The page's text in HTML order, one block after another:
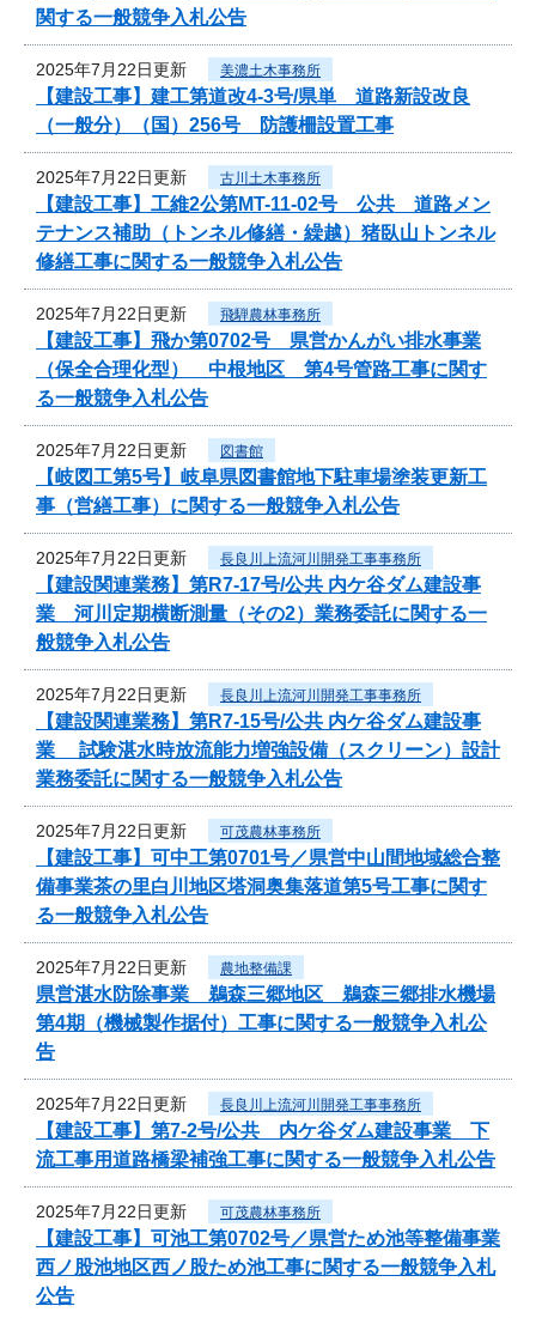
関する一般競争入札公告
2025年7月22日更新 美濃土木事務所
【建設工事】建工第道改4-3号/県単 道路新設改良
（一般分）（国）256号 防護柵設置工事
2025年7月22日更新 古川土木事務所
【建設工事】工維2公第MT-11-02号 公共 道路メン
テナンス補助（トンネル修繕・繰越）猪臥山トンネル
修繕工事に関する一般競争入札公告
2025年7月22日更新 飛騨農林事務所
【建設工事】飛か第0702号 県営かんがい排水事業
（保全合理化型） 中根地区 第4号管路工事に関す
る一般競争入札公告
2025年7月22日更新 図書館
【岐図工第5号】岐阜県図書館地下駐車場塗装更新工
事（営繕工事）に関する一般競争入札公告
2025年7月22日更新 長良川上流河川開発工事事務所
【建設関連業務】第R7-17号/公共 内ケ谷ダム建設事
業 河川定期横断測量（その2）業務委託に関する一
般競争入札公告
2025年7月22日更新 長良川上流河川開発工事事務所
【建設関連業務】第R7-15号/公共 内ケ谷ダム建設事
業 試験湛水時放流能力増強設備（スクリーン）設計
業務委託に関する一般競争入札公告
2025年7月22日更新 可茂農林事務所
【建設工事】可中工第0701号／県営中山間地域総合整
備事業茶の里白川地区塔洞奥集落道第5号工事に関す
る一般競争入札公告
2025年7月22日更新 農地整備課
県営湛水防除事業 鵜森三郷地区 鵜森三郷排水機場
第4期（機械製作据付）工事に関する一般競争入札公
告
2025年7月22日更新 長良川上流河川開発工事事務所
【建設工事】第7-2号/公共 内ケ谷ダム建設事業 下
流工事用道路橋梁補強工事に関する一般競争入札公告
2025年7月22日更新 可茂農林事務所
【建設工事】可池工第0702号／県営ため池等整備事業
西ノ股池地区西ノ股ため池工事に関する一般競争入札
公告